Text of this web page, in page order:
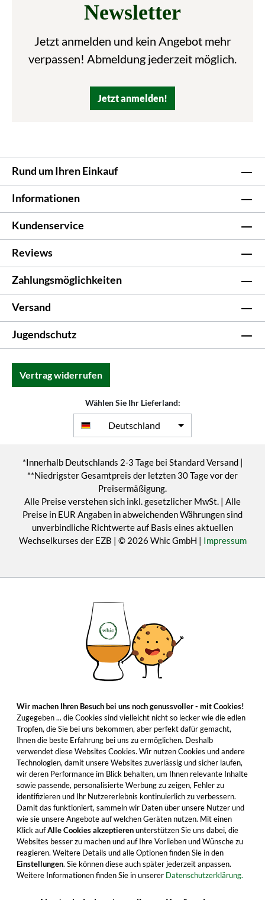
Newsletter
Jetzt anmelden und kein Angebot mehr
verpassen! Abmeldung jederzeit möglich.
Jetzt anmelden!
Rund um Ihren Einkauf
Informationen
Kundenservice
Reviews
Zahlungsmöglichkeiten
Versand
Jugendschutz
Vertrag widerrufen
Wählen Sie Ihr Lieferland:
Deutschland
*Innerhalb Deutschlands 2-3 Tage bei Standard Versand |
**Niedrigster Gesamtpreis der letzten 30 Tage vor der
Preisermäßigung.
Alle Preise verstehen sich inkl. gesetzlicher MwSt. | Alle
Preise in EUR Angaben in abweichenden Währungen sind
unverbindliche Richtwerte auf Basis eines aktuellen
Wechselkurses der EZB | © 2026 Whic GmbH | Impressum
Wir machen Ihren Besuch bei uns noch genussvoller - mit Cookies!
Zugegeben ... die Cookies sind vielleicht nicht so lecker wie die edlen
Tropfen, die Sie bei uns bekommen, aber perfekt dafür gemacht,
Ihnen die beste Erfahrung bei uns zu ermöglichen. Deshalb
verwendet diese Websites Cookies. Wir nutzen Cookies und andere
Technologien, damit unsere Websites zuverlässig und sicher laufen,
wir deren Performance im Blick behalten, um Ihnen relevante Inhalte
sowie passende, personalisierte Werbung zu zeigen, Fehler zu
identifizieren und Ihr Nutzererlebnis kontinuierlich zu verbessern.
Damit das funktioniert, sammeln wir Daten über unsere Nutzer und
wie sie unsere Angebote auf welchen Geräten nutzen. Mit einen
Klick aufAlle Cookies akzeptierenunterstützen Sie uns dabei, die
Websites besser zu machen und auf Ihre Vorlieben und Wünsche zu
reagieren. Weitere Details und alle Optionen finden Sie in den
Einstellungen. Sie können diese auch später jederzeit anpassen.
Weitere Informationen finden Sie in unserer Datenschutzerklärung.